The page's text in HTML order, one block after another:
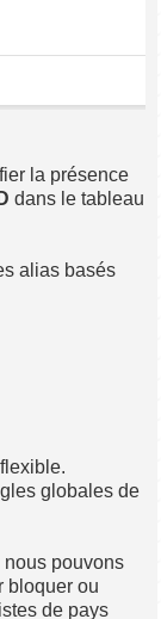
la présence
dans le tableau
alias basés
globales de
nous pouvons
bloquer ou
de pays